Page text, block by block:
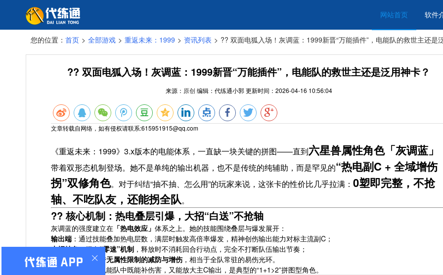
网站首页 软件
您的位置： 首页 > 全部游戏 > 重返未来：1999 > 资讯列表 > ?? 双面电狐入场！灰调蓝：1999新晋“万能插件”，电能队的救世主还是
?? 双面电狐入场！灰调蓝：1999新晋“万能插件”，电能队的救世主还是泛用神卡？
来源： 原创 编辑： 代练通小郭更新时间： 2026-04-16 10:56:04
文章转载自网络，如有侵权请联系:615951915@qq.com
《重返未来：1999》3.x版本的电能体系，一直缺一块关键的拼图——直到六星兽属性角色「灰调蓝」
带着双形态机制登场。她不是单纯的输出机器，也不是传统的纯辅助，而是罕见的“热电副C + 全域增伤
拐”双修角色。对于纠结“抽不抽、怎么用”的玩家来说，这张卡的性价比几乎拉满： 0塑即完整，不抢
轴、不吃队友，还能拐全队。
?? 核心机制：热电叠层引爆，大招“白送”不抢轴
灰调蓝的强度建立在 「热电效应」 体系之上。她的技能围绕叠层与爆发展开：
输出端 ：通过技能叠加热电层数，满层时触发高倍率爆发，精神创伤输出能力对标主流副C；
大招特色：拥有“零速”机制 ，释放时不消耗回合行动点，完全不打断队伍输出节奏；
辅助端：大招附带无属性限制的减防与增伤，相当于全队常驻的易伤光环。
这种设计让她在电能队中既能补伤害，又能放大主C输出，是典型的“1+1>2”拼图型角色。